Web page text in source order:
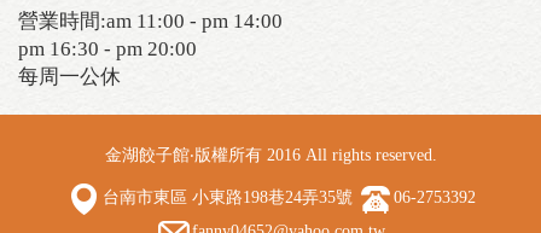
營業時間:am 11:00 - pm 14:00
pm 16:30 - pm 20:00
每周一公休
金湖餃子館‧版權所有 2016 All rights reserved.
台南市東區 小東路198巷24弄35號
06-2753392